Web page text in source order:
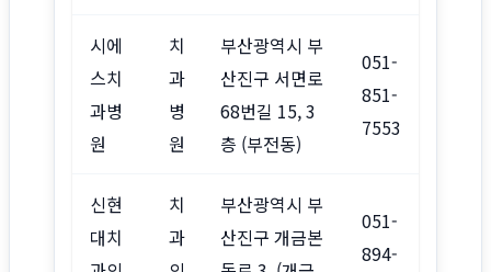
시에
스치
과병
원
치
과
병
원
부산광역시 부
산진구 서면로
68번길 15, 3
층 (부전동)
051-
851-
7553
신현
대치
치
과
부산광역시 부
산진구 개금본
051-
894-